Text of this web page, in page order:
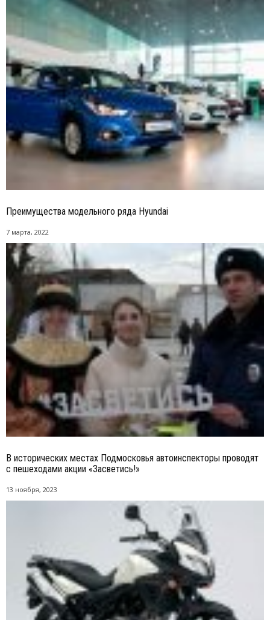
Преимущества модельного ряда Hyundai
7 марта, 2022
В исторических местах Подмосковья автоинспекторы проводят
с пешеходами акции «Засветись!»
13 ноября, 2023